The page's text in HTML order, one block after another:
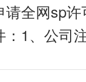
请全网sp
：1、公司